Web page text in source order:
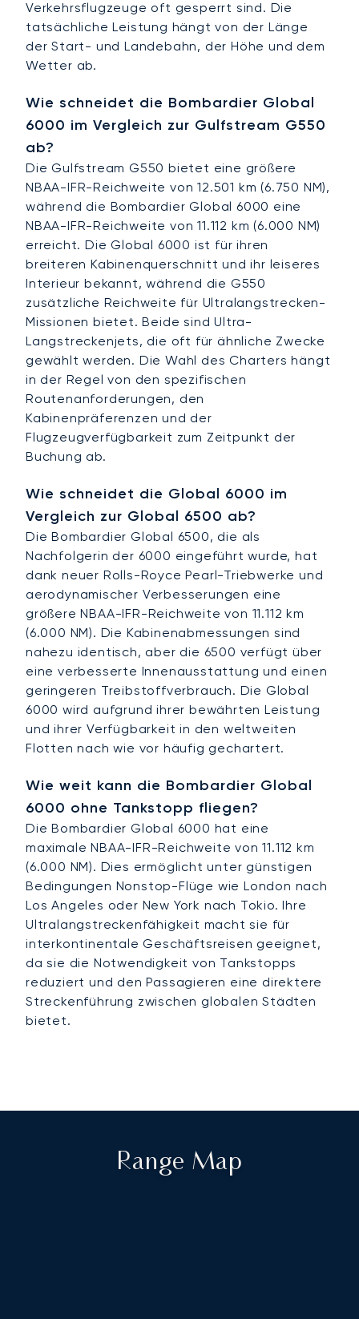
Verkehrsflugzeuge oft gesperrt sind. Die
tatsächliche Leistung hängt von der Länge
der Start- und Landebahn, der Höhe und dem
Wetter ab.
Wie schneidet die Bombardier Global
6000 im Vergleich zur Gulfstream G550
ab?
Die Gulfstream G550 bietet eine größere
NBAA-IFR-Reichweite von 12.501 km (6.750 NM),
während die Bombardier Global 6000 eine
NBAA-IFR-Reichweite von 11.112 km (6.000 NM)
erreicht. Die Global 6000 ist für ihren
breiteren Kabinenquerschnitt und ihr leiseres
Interieur bekannt, während die G550
zusätzliche Reichweite für Ultralangstrecken-
Missionen bietet. Beide sind Ultra-
Langstreckenjets, die oft für ähnliche Zwecke
gewählt werden. Die Wahl des Charters hängt
in der Regel von den spezifischen
Routenanforderungen, den
Kabinenpräferenzen und der
Flugzeugverfügbarkeit zum Zeitpunkt der
Buchung ab.
Wie schneidet die Global 6000 im
Vergleich zur Global 6500 ab?
Die Bombardier Global 6500, die als
Nachfolgerin der 6000 eingeführt wurde, hat
dank neuer Rolls-Royce Pearl-Triebwerke und
aerodynamischer Verbesserungen eine
größere NBAA-IFR-Reichweite von 11.112 km
(6.000 NM). Die Kabinenabmessungen sind
nahezu identisch, aber die 6500 verfügt über
eine verbesserte Innenausstattung und einen
geringeren Treibstoffverbrauch. Die Global
6000 wird aufgrund ihrer bewährten Leistung
und ihrer Verfügbarkeit in den weltweiten
Flotten nach wie vor häufig gechartert.
Wie weit kann die Bombardier Global
6000 ohne Tankstopp fliegen?
Die Bombardier Global 6000 hat eine
maximale NBAA-IFR-Reichweite von 11.112 km
(6.000 NM). Dies ermöglicht unter günstigen
Bedingungen Nonstop-Flüge wie London nach
Los Angeles oder New York nach Tokio. Ihre
Ultralangstreckenfähigkeit macht sie für
interkontinentale Geschäftsreisen geeignet,
da sie die Notwendigkeit von Tankstopps
reduziert und den Passagieren eine direktere
Streckenführung zwischen globalen Städten
bietet.
Range Map